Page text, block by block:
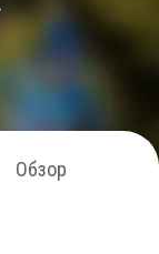
Обзор